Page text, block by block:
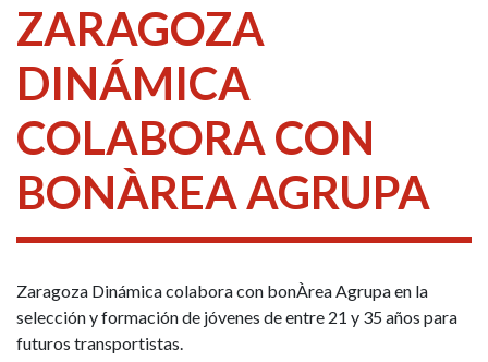
ZARAGOZA
DINÁMICA
COLABORA CON
BONÀREA AGRUPA
Zaragoza Dinámica colabora con bonÀrea Agrupa en la
selección y formación de jóvenes de entre 21 y 35 años para
futuros transportistas.